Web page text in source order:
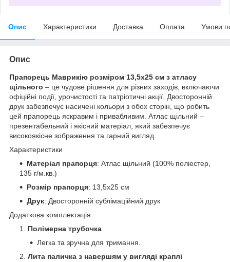
Опис Характеристики Доставка Оплата Умови
Опис
Прапорець Маврикію розміром 13,5х25 см з атласу
щільного – це чудове рішення для різних заходів, включаючи
офіційні події, урочистості та патріотичні акції. Двосторонній
друк забезпечує насичені кольори з обох сторін, що робить
цей прапорець яскравим і привабливим. Атлас щільний –
презентабельний і якісний матеріал, який забезпечує
високоякісне зображення та гарний вигляд.
Характеристики
Матеріал прапорця: Атлас щільний (100% поліестер,
135 г/м.кв.)
Розмір прапорця: 13,5х25 см
Друк: Двосторонній сублімаційний друк
Додаткова комплектація
Полімерна трубочка
Легка та зручна для тримання.
Лита паличка з навершям у вигляді краплі